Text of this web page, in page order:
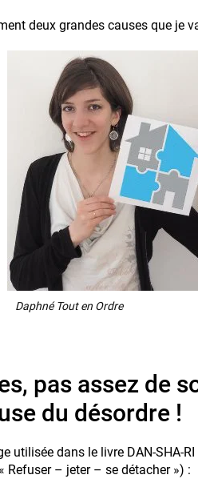
deux grandes causes que je
Daphné Tout en Ordre
pas assez de
du désordre !
utilisée dans le livre DAN-SHA-
Refuser – jeter – se détacher ») :